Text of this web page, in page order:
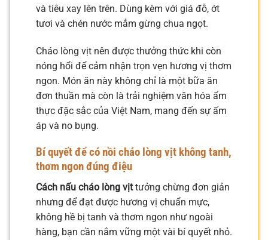
và tiêu xay lên trên. Dùng kèm với giá đỗ, ớt
tươi và chén nước mắm gừng chua ngọt.
Cháo lòng vịt nên được thưởng thức khi còn
nóng hổi để cảm nhận trọn vẹn hương vị thơm
ngon. Món ăn này không chỉ là một bữa ăn
đơn thuần mà còn là trải nghiệm văn hóa ẩm
thực đặc sắc của Việt Nam, mang đến sự ấm
áp và no bụng.
Bí quyết để có nồi cháo lòng vịt không tanh,
thơm ngon đúng điệu
Cách nấu cháo lòng vịttưởng chừng đơn giản
nhưng để đạt được hương vị chuẩn mực,
không hề bị tanh và thơm ngon như ngoài
hàng, bạn cần nắm vững một vài bí quyết nhỏ.